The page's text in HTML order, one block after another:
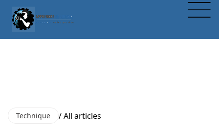
Technique / All articles